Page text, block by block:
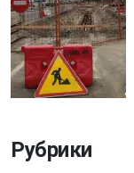
Рубрики